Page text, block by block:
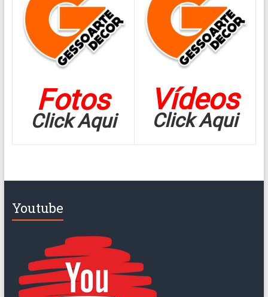
Fotos
Click Aqui
Vídeos
Click Aqui
Youtube